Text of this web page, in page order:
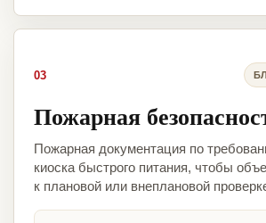
03
Пожарная
Пожарная документация по
киоска быстрого питания, чтобы
к плановой или внеплановой